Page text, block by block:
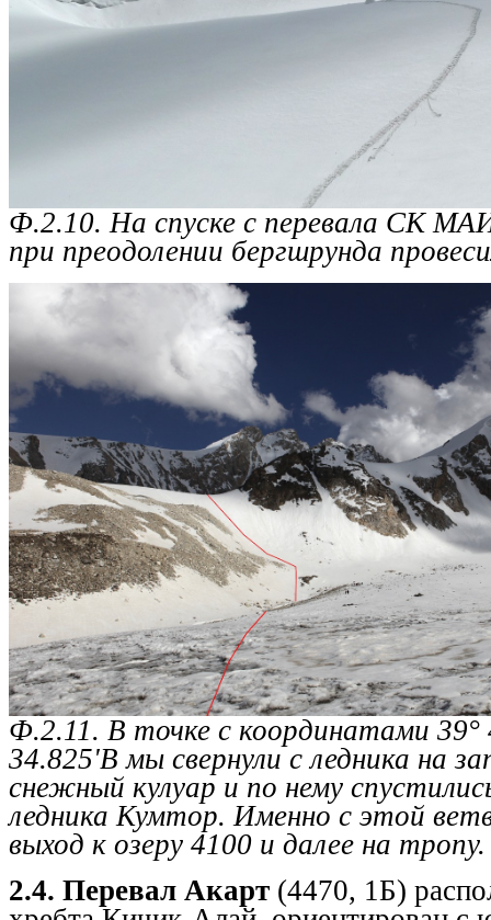
Ф.2.10. На спуске с перевала СК
при преодолении бергшрунда
Ф.2.11. В точке с координатами 39°
34.825'В мы свернули с ледника на
снежный кулуар и по нему
ледника Кумтор. Именно с этой
выход к озеру 4100 и далее на тропу.
2.4. Перевал Акарт (4470, 1Б)